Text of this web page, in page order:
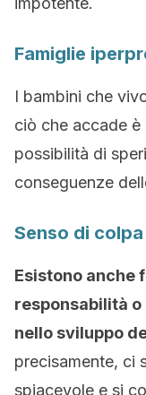
Famiglie
I bambini che
ciò che accade
possibilità di
conseguenze
Senso di colpa
Esistono anche
responsabilità o
nello sviluppo
precisamente, ci
spiacevole e si